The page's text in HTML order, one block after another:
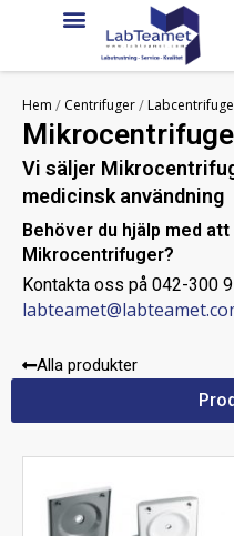
Hem / Centrifuger /
Vi säljer
medicinsk användning
Behöver du hjälp med
Mikrocentrifuger?
Kontakta oss på 042-300
Alla produkter